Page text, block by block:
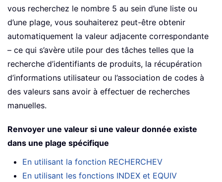
vous recherchez le nombre 5 au sein d’une liste ou
d’une plage, vous souhaiterez peut-être obtenir
automatiquement la valeur adjacente correspondante
– ce qui s’avère utile pour des tâches telles que la
recherche d’identifiants de produits, la récupération
d’informations utilisateur ou l’association de codes à
des valeurs sans avoir à effectuer de recherches
manuelles.
Renvoyer une valeur si une valeur donnée existe
dans une plage spécifique
En utilisant la fonction RECHERCHEV
En utilisant les fonctions INDEX et EQUIV